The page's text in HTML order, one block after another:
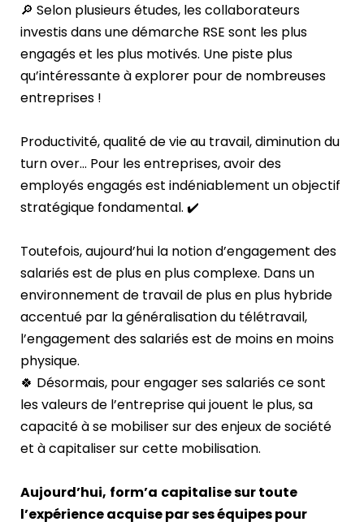
🔎 Selon plusieurs études, les collaborateurs
investis dans une démarche RSE sont les plus
engagés et les plus motivés. Une piste plus
qu’intéressante à explorer pour de nombreuses
entreprises !
Productivité, qualité de vie au travail, diminution du
turn over… Pour les entreprises, avoir des
employés engagés est indéniablement un objectif
stratégique fondamental. ✔️
Toutefois, aujourd’hui la notion d’engagement des
salariés est de plus en plus complexe. Dans un
environnement de travail de plus en plus hybride
accentué par la généralisation du télétravail,
l’engagement des salariés est de moins en moins
physique.
🍀 Désormais, pour engager ses salariés ce sont
les valeurs de l’entreprise qui jouent le plus, sa
capacité à se mobiliser sur des enjeux de société
et à capitaliser sur cette mobilisation.
Aujourd’hui, form’a capitalise sur toute
l’expérience acquise par ses équipes pour